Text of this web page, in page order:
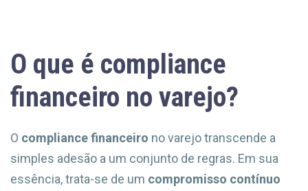
O que é compliance
financeiro no varejo?
O compliance financeiro no varejo transcende a
simples adesão a um conjunto de regras. Em sua
essência, trata-se de um compromisso contínuo